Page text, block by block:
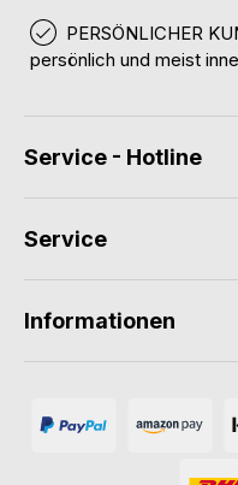
PERSÖNLICHER
persönlich und meist
Service - Hotline
Service
Informationen